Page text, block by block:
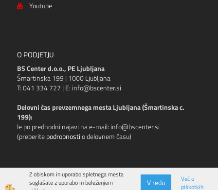
Youtube
O PODJETJU
BS Center d.o.o., PE Ljubljana
Šmartinska 199 | 1000 Ljubljana
T: 041 334 727 | E: info@bscenter.si
Delovni čas prevzemnega mesta Ljubljana (Šmartinska c.
199):
le po predhodni najavi na e-mail: info@bscenter.si
(preberitepodrobnostio delovnem času)
Z obiskom in uporabo spletnega mesta
soglašate z uporabo in beleženjem
V redu
Več o
piškotkih